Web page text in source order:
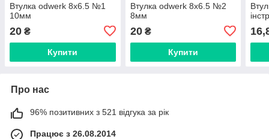
Втулка odwerk 8x6.5 №1
10мм
20 ₴
Купити
Втулка odwerk 8x6.5 №2
8мм
20₴
Купити
Про нас
96% позитивних з 521 відгука за рік
Працює з 26.08.2014